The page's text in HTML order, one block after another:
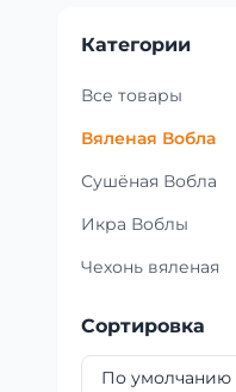
Категории
Все товары
Вяленая Вобла
Сушёная Вобла
Икра Воблы
Чехонь вяленая
Сортировка